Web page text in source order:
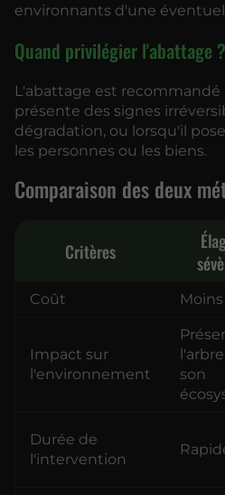
environnants d'une
Quand privilégier l'abattage ?
L'abattage est recommandé
présente des signes
dégradation, ou lorsqu'il
les personnes ou les biens.
Comparaison des deux
Critères
Coût
Impact sur
l'environnement
son
Durée de
l'intervention